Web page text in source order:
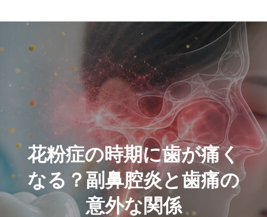
花粉症の時期に歯が痛く
なる？副鼻腔炎と歯痛の
意外な関係